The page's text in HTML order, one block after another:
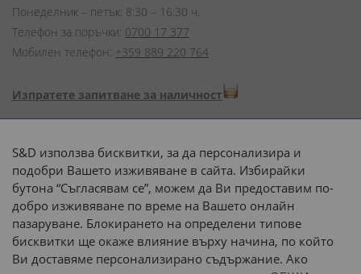
Понеделник – петък: 8:30 – 16:30 ч.
Телефон за поръчки: 0700 17 377
Мобилен телефон: +359 889 220 764
Изпратете запитване за наличност
Начини на плащане:
Доставка до адрес с:
или
наш транспорт
S&D използва бисквитки, за да персонализира и
подобри Вашето изживяване в сайта. Избирайки
бутона “Съгласявам се”, можем да Ви предоставим по-
добро изживяване по време на Вашето онлайн
пазаруване. Блокирането на определени типове
бисквитки ще окаже влияние върху начина, по който
Ви доставяме персонализирано съдържание. Ако